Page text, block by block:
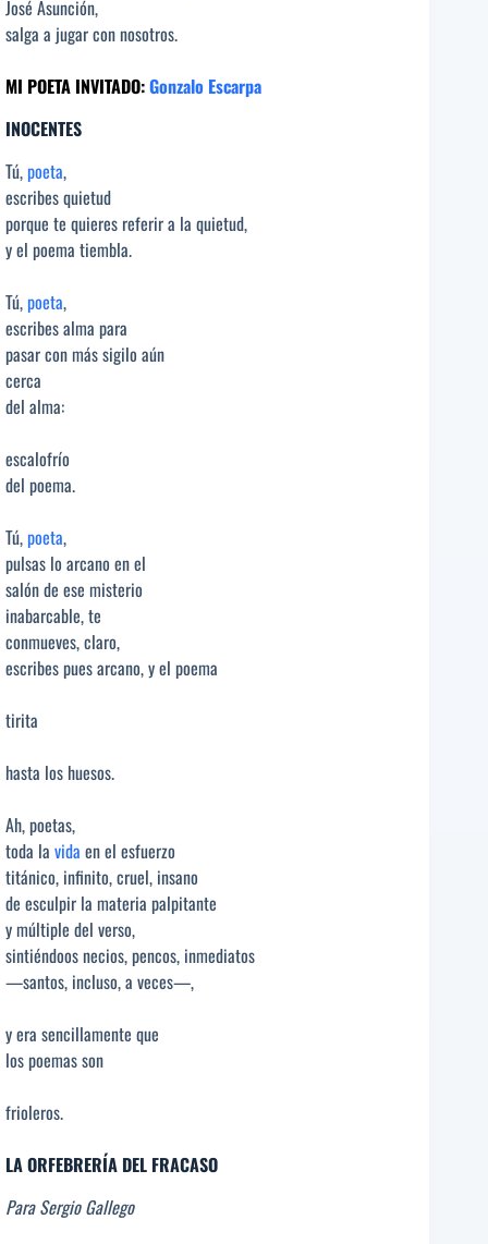
José Asunción,
salga a jugar con nosotros.
MI POETA INVITADO:Gonzalo Escarpa
INOCENTES
Tú,poeta,
escribes quietud
porque te quieres referir a la quietud,
y el poema tiembla.
Tú,poeta,
escribes alma para
pasar con más sigilo aún
cerca
del alma:
escalofrío
del poema.
Tú,poeta,
pulsas lo arcano en el
salón de ese misterio
inabarcable, te
conmueves, claro,
escribes pues arcano, y el poema
tirita
hasta los huesos.
Ah, poetas,
toda la vida en el esfuerzo
titánico, infinito, cruel, insano
de esculpir la materia palpitante
y múltiple del verso,
sintiéndoos necios, pencos, inmediatos
—santos, incluso, a veces—,
y era sencillamente que
los poemas son
frioleros.
LA ORFEBRERÍA DEL FRACASO
Para Sergio Gallego